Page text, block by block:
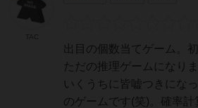
出目の個数当てゲーム。
ただの推理ゲームになり
いくうちに皆嘘つきにな
のゲームです(笑)。確率